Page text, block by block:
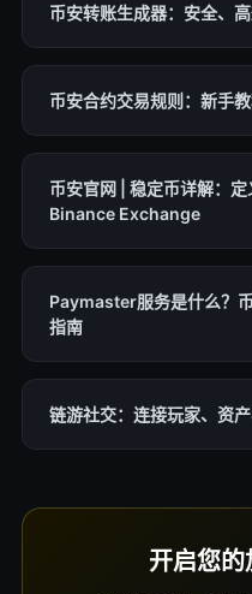
币安转账生成器：安全、
币安合约交易规则：新手
币安官网 | 稳定币详解：
Binance Exchange
Paymaster服务是什么？
指南
链游社交：连接玩家、资
开启您